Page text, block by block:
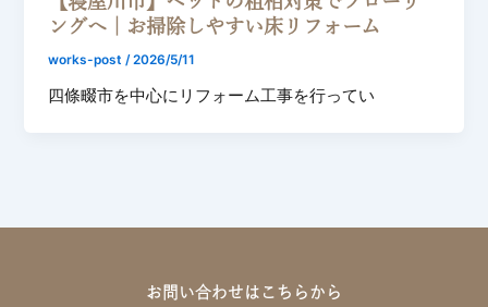
ングへ｜お掃除しやすい床リフォーム
works-post/2026/5/11
四條畷市を中心にリフォーム工事を行ってい
お問い合わせはこちらから